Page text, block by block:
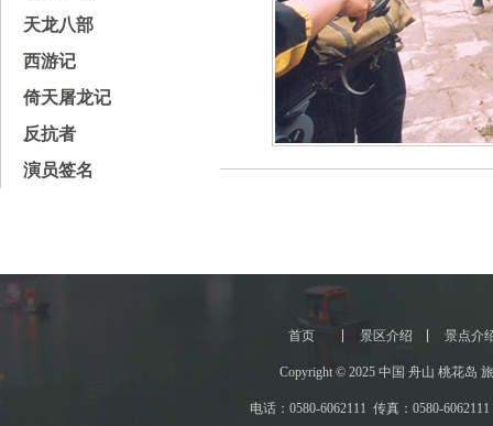
天龙八部
西游记
倚天屠龙记
反抗者
演员签名
首页 景区介绍 景点介
Copyright © 2025 中国 舟山 桃花岛
电话：0580-6062111 传真：0580-